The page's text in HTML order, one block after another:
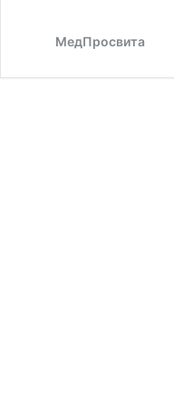
МедПросвита